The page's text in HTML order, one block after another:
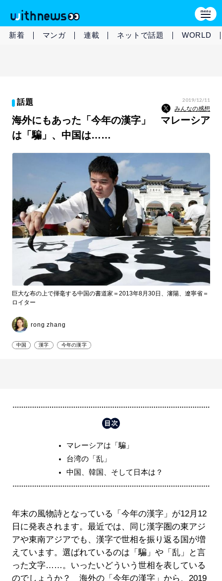
新着 マンガ 連載 ネットで話題 WORLD
話題 2019/12/11
みんなの感想
海外にもあった「今年の漢字」 マレーシア
は「騙」、中国は……
巨大な布の上で揮毫する中国の書道家＝2013年8月30日、瀋陽、遼寧省＝
ロイター
rong zhang
中国 漢字 今年の漢字
マレーシアは「騙」
台湾の「乱」
中国、韓国、そして日本は？
年末の風物詩となっている「今年の漢字」が12月12
日に発表されます。最近では、同じ漢字圏の東アジ
アや東南アジアでも、漢字で世相を振り返る国が増
えています。選ばれているのは「騙」や「乱」と言
った文字……。いったいどういう世相を表している
のでしょうか？ 海外の「今年の漢字」から、2019